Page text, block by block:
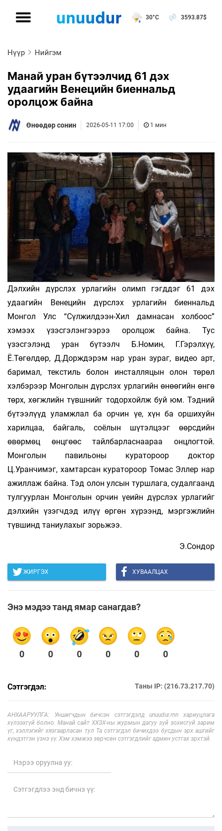
30°C 3593.87$
Нүүр Нийгэм
Манай уран бүтээлчид 61 дэх
удаагийн Венецийн биеннальд
оролцож байна
Өнөөдөр сонин 2026-05-11 17:00 1 мин
Дэлхийн дүрслэх урлагийн олимп гэгддэг 61 дэх
удаагийн Венецийн дүрслэх урлагийн биеннальд
Монгол Улс “Сүлжилдээн-Хил дамнасан холбоос”
хэмээх үзэсгэлэнгээрээ оролцож байна. Тус
үзэсгэлэнд уран бүтээлч Б.Номин, Г.Гэрэлхүү,
Ё.Төгөлдөр, Д.Дорждэрэм нар уран зураг, видео арт,
баримал, текстиль болон инсталляцын олон төрөл
хэлбэрээр Монголын дүрслэх урлагийн өнөөгийн өнгө
төрх, хөгжлийн түвшнийг тодорхойлж буй юм. Тэдний
бүтээлүүд уламжлал ба орчин үе, хүн ба оршихуйн
харилцаа, байгаль, соёлын шүтэлцээг өөрсдийн
өвөрмөц өнцгөөс тайлбарласнаараа онцлогтой.
Монголын павильоны куратороор доктор
Ц.Уранчимэг, хамтарсан куратороор Томас Эллер нар
ажиллаж байна. Тэд олон улсын туршлага, судалгаанд
тулгуурлан Монголын орчин үеийн дүрслэх урлагийг
дэлхийн үзэгчдэд илүү өргөн хүрээнд, мэргэжлийн
түвшинд таниулахыг зорьжээ.
Э.Сондор
ЖИРГЭХ ХУВААЛЦАХ
Энэ мэдээ танд ямар санагдав?
0 0 0 0 0 0
Сэтгэгдэл: Таны IP: (216.73.217.70)
АНХААРУУЛГА: Уншигчдын бичсэн сэтгэгдэлд unuudur.mn хариуцлага
хүлээхгүй болно. Манай сайт ХХЗХ-ны журмын дагуу зүй зохисгүй зарим
үг, хэллэгийг хязгаарласан тул Та сэтгэгдэл бичихдээ бусдын эрх ашгийг
хүндэтгэн үзнэ үү. Хэм хэмжээ зөрчсөн сэтгэгдлийг админ устгах эрхтэй.